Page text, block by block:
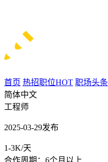
首页 热招职位HOT 职场头条
简体中文
工程师
2025-03-29发布
1-3K/天
合作周期：6个月以上